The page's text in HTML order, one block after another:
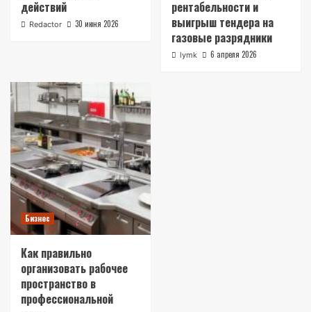
действий
Redactor 30 июня 2026
рентабельности и
выигрыш тендера на
газовые разрядники
lymk 6 апреля 2026
Бизнес
Как правильно
организовать рабочее
пространство в
профессиональной